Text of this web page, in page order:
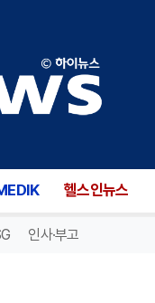
헬스인뉴스
인사·부고